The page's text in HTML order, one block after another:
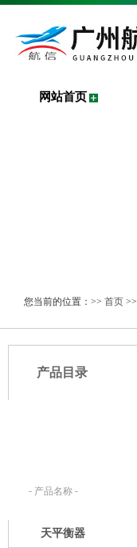
网站首页
您当前的位置：>> 首页 >>
产品目录
天平衡器